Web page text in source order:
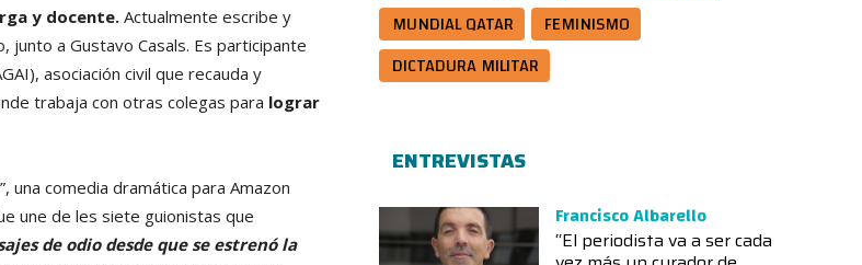
y docente. Actualmente escribe y
a Gustavo Casals. Es participante
asociación civil que recauda y
trabaja con otras colegas para lograr
una comedia dramática para Amazon
une de les siete guionistas que
de odio desde que se estrenó la
MUNDIAL QATAR
FEMINISMO
DICTADURA MILITAR
ENTREVISTAS
Francisco Albarello
“El periodista va a ser cada